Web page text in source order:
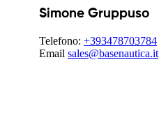
Simone Gruppuso
Telefono: +393478703784
Email sales@basenautica.it